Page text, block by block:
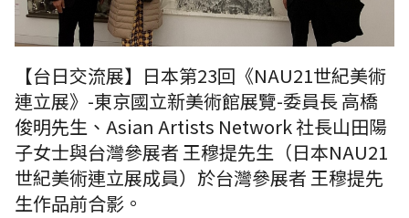
【台日交流展】日本第23回《NAU21世紀美術
連立展》-東京國立新美術館展覽-委員長 高橋
俊明先生、Asian Artists Network 社長山田陽
子女士與台灣參展者 王穆提先生（日本NAU21
世紀美術連立展成員）於台灣參展者 王穆提先
生作品前合影。